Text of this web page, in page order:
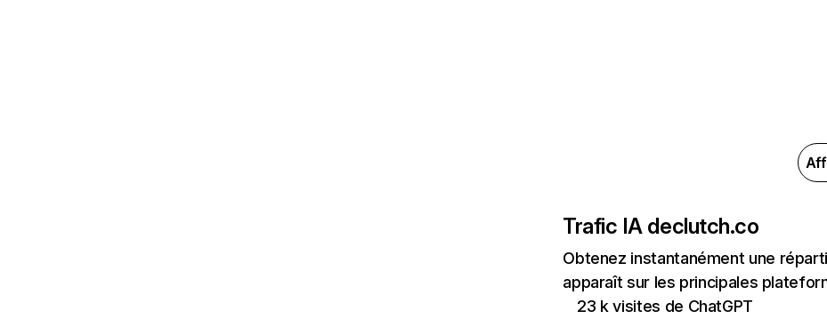
Trafic IA declutch.co
Obtenez instantanément une
apparaît sur les principales
23 k visites de ChatGPT